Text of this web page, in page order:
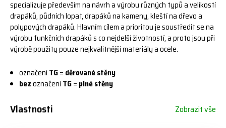
specializuje především na návrh a výrobu různých typů a velikostí
drapáků, půdních lopat, drapáků na kameny, kleští na dřevo a
polypových drapáků. Hlavním cílem a prioritou je soustředit se na
výrobu funkčních drapáků s co nejdelší životností, a proto jsou při
výrobě použity pouze nejkvalitnější materiály a ocele.
označeníTG= děrované stěny
bezoznačeníTG= plné stěny
Vlastnosti Zobrazit vše